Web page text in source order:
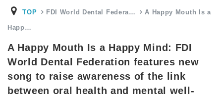
TOP FDI World Dental Federa… A Happy Mouth Is a
Happ…
A Happy Mouth Is a Happy Mind: FDI
World Dental Federation features new
song to raise awareness of the link
between oral health and mental well-